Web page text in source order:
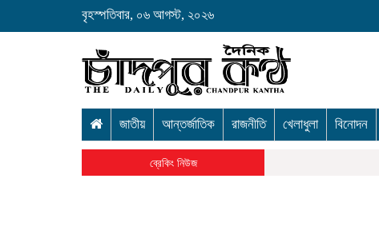
বৃহস্পতিবার, ০৬ আগস্ট, ২০২৬
জাতীয় আন্তর্জাতিক রাজনীতি খেলাধুলা বিনোদন
ব্রেকিং নিউজ